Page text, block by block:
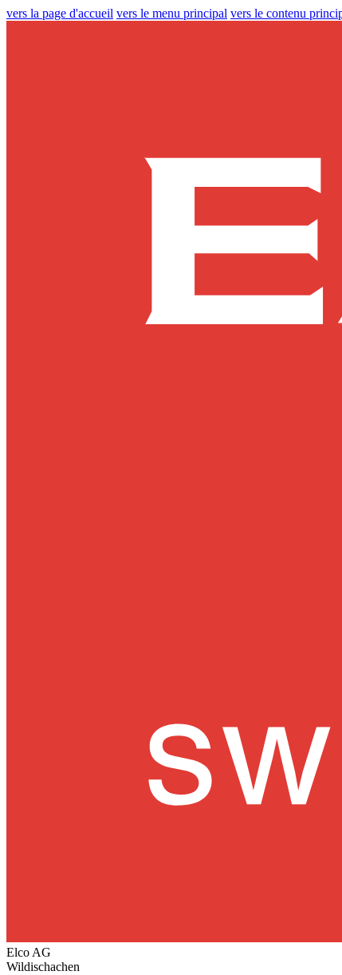
vers la page d'accueil vers le menu principal vers le contenu
Elco AG
Wildischachen